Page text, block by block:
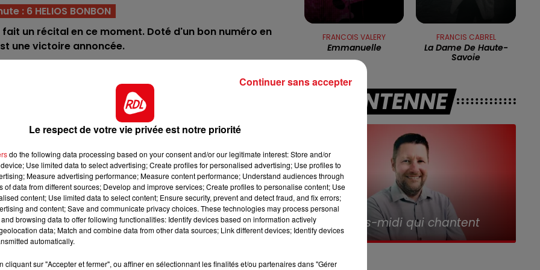
7h00 - 10h00
DEBOUT C'EST L'HEURE RDL & VOUS
: 6 HELIOS BONBON
un récital en ce moment. Doté d'un bon numéro en
une victoire annoncée.
chose depuis plusieurs courses. Lui, il est plus vu
doit l'amener au première place.
sur cette piste. Autant dire qu'il a encore les
assez facilement. En cheval dur à l'effort, il pourra
peu enviable derrière la voiture.
fini beaucoup plus prés. Avec le bon parcours ce
la combinaison gagnante.
après plus d'un an et demi d'absence.
progresser sur cette course.
concurrents dans ce quinté, mais sa musique peut
FRANCOIS VALERY
Emmanuelle
FRANCIS CABREL
La Dame De Haute-
Savoie
A L'ANTENNE
13h00 - 16h00
Les Après-midi qui chantent
16h00 - 19h00
Le Jukebox RDL
Le respect de votre vie privée est notre priorité
do the following data processing based on your consent and/or our legitimate interest: Store and/or
Use limited data to select advertising; Create profiles for personalised advertising; Use profiles to
Measure advertising performance; Measure content performance; Understand audiences through
of data from different sources; Develop and improve services; Create profiles to personalise content; Use
content; Use limited data to select content; Ensure security, prevent and detect fraud, and fix errors;
and content; Save and communicate privacy choices. These technologies may process personal
browsing data to offer following functionalities: Identify devices based on information actively
data; Match and combine data from other data sources; Link different devices; Identify devices
automatically.
cliquant sur "Accepter et fermer", ou affiner en sélectionnant les finalités et/ou partenaires dans "Gérer
Continuer sans accepter